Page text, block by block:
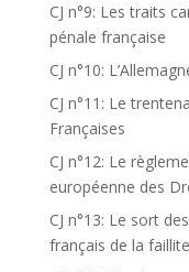
CJ n°9: Les traits
pénale française
CJ n°10:
CJ n°11: Le
Françaises
CJ n°12: Le
européenne des
CJ n°13: Le sort
français de la faillite